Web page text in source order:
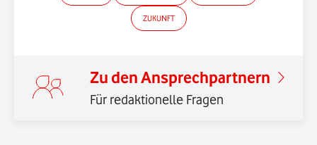
ZUKUNFT
Zu den Ansprechpartnern
Für redaktionelle Fragen